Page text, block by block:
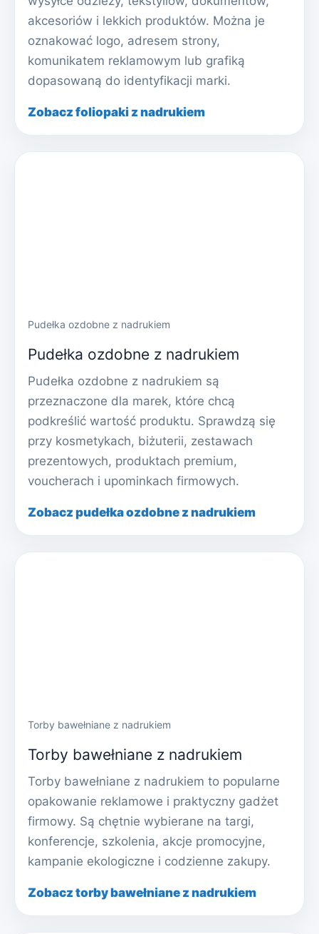
akcesoriów i lekkich produktów. Można je
oznakować logo, adresem strony,
komunikatem reklamowym lub grafiką
dopasowaną do identyfikacji marki.
Zobacz foliopaki z nadrukiem
Pudełka ozdobne z nadrukiem
Pudełka ozdobne z nadrukiem
Pudełka ozdobne z nadrukiem są
przeznaczone dla marek, które chcą
podkreślić wartość produktu. Sprawdzą się
przy kosmetykach, biżuterii, zestawach
prezentowych, produktach premium,
voucherach i upominkach firmowych.
Zobacz pudełka ozdobne z nadrukiem
Torby bawełniane z nadrukiem
Torby bawełniane z nadrukiem
Torby bawełniane z nadrukiem to popularne
opakowanie reklamowe i praktyczny gadżet
firmowy. Są chętnie wybierane na targi,
konferencje, szkolenia, akcje promocyjne,
kampanie ekologiczne i codzienne zakupy.
Zobacz torby bawełniane z nadrukiem